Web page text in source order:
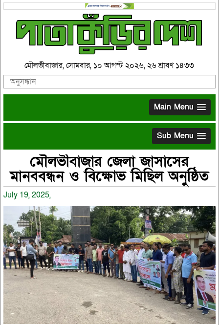
মৌলভীবাজার, সোমবার, ১০ আগস্ট ২০২৬, ২৬ শ্রাবণ ১৪৩৩
Main Menu
Sub Menu
মৌলভীবাজার জেলা জাসাসের
মানববন্ধন ও বিক্ষোভ মিছিল অনুষ্ঠিত
July 19, 2025,